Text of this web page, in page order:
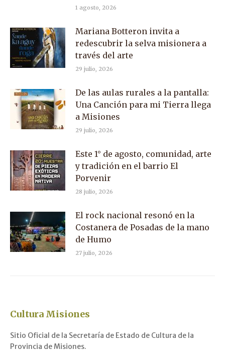
1 agosto, 2026
Mariana Botteron invita a
redescubrir la selva misionera a
través del arte
29 julio, 2026
De las aulas rurales a la pantalla:
Una Canción para mi Tierra llega
a Misiones
29 julio, 2026
Este 1° de agosto, comunidad, arte
y tradición en el barrio El
Porvenir
28 julio, 2026
El rock nacional resonó en la
Costanera de Posadas de la mano
de Humo
27 julio, 2026
Cultura Misiones
Sitio Oficial de la Secretaría de Estado de Cultura de la
Provincia de Misiones.